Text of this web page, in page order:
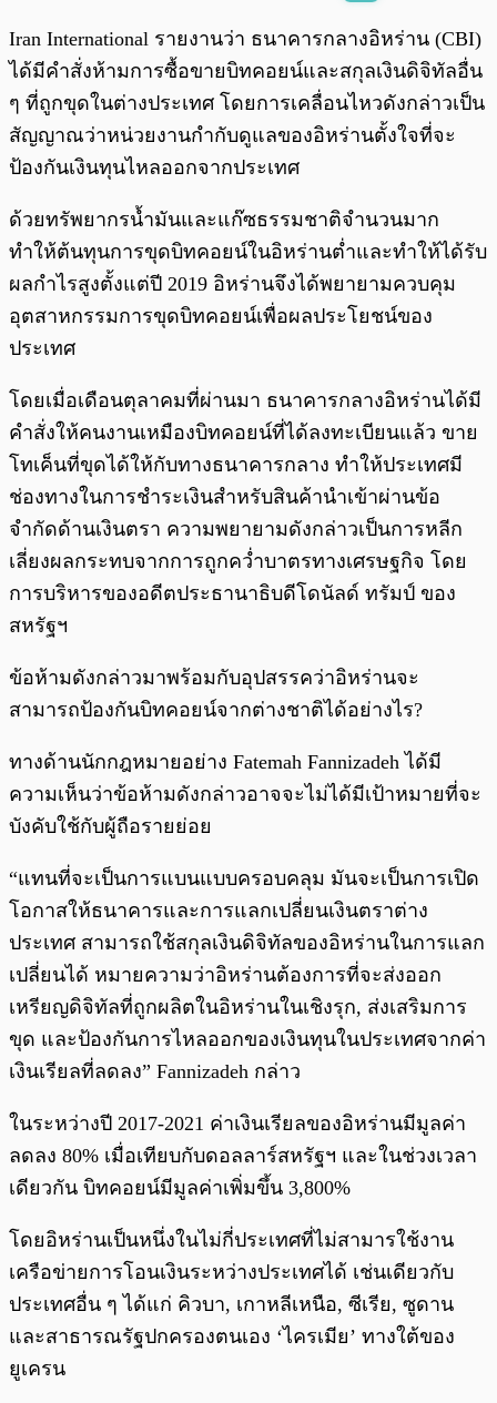
0:00 /
Iran International รายงานว่า ธนาคารกลางอิหร่าน (CBI)
ได้มีคำสั่งห้ามการซื้อขายบิทคอยน์และสกุลเงินดิจิทัลอื่น
ๆ ที่ถูกขุดในต่างประเทศ โดยการเคลื่อนไหวดังกล่าวเป็น
สัญญาณว่าหน่วยงานกำกับดูแลของอิหร่านตั้งใจที่จะ
ป้องกันเงินทุนไหลออกจากประเทศ
ด้วยทรัพยากรน้ำมันและแก๊ซธรรมชาติจำนวนมาก
ทำให้ต้นทุนการขุดบิทคอยน์ในอิหร่านต่ำและทำให้ได้รับ
ผลกำไรสูงตั้งแต่ปี 2019 อิหร่านจึงได้พยายามควบคุม
อุตสาหกรรมการขุดบิทคอยน์เพื่อผลประโยชน์ของ
ประเทศ
โดยเมื่อเดือนตุลาคมที่ผ่านมา ธนาคารกลางอิหร่านได้มี
คำสั่งให้คนงานเหมืองบิทคอยน์ที่ได้ลงทะเบียนแล้ว ขาย
โทเค็นที่ขุดได้ให้กับทางธนาคารกลาง ทำให้ประเทศมี
ช่องทางในการชำระเงินสำหรับสินค้านำเข้าผ่านข้อ
จำกัดด้านเงินตรา ความพยายามดังกล่าวเป็นการหลีก
เลี่ยงผลกระทบจากการถูกคว่ำบาตรทางเศรษฐกิจ โดย
การบริหารของอดีตประธานาธิบดีโดนัลด์ ทรัมป์ ของ
สหรัฐฯ
ข้อห้ามดังกล่าวมาพร้อมกับอุปสรรคว่าอิหร่านจะ
สามารถป้องกันบิทคอยน์จากต่างชาติได้อย่างไร?
ทางด้านนักกฎหมายอย่าง Fatemah Fannizadeh ได้มี
ความเห็นว่าข้อห้ามดังกล่าวอาจจะไม่ได้มีเป้าหมายที่จะ
บังคับใช้กับผู้ถือรายย่อย
“แทนที่จะเป็นการแบนแบบครอบคลุม มันจะเป็นการเปิด
โอกาสให้ธนาคารและการแลกเปลี่ยนเงินตราต่าง
ประเทศ สามารถใช้สกุลเงินดิจิทัลของอิหร่านในการแลก
เปลี่ยนได้ หมายความว่าอิหร่านต้องการที่จะส่งออก
เหรียญดิจิทัลที่ถูกผลิตในอิหร่านในเชิงรุก, ส่งเสริมการ
ขุด และป้องกันการไหลออกของเงินทุนในประเทศจากค่า
เงินเรียลที่ลดลง” Fannizadeh กล่าว
ในระหว่างปี 2017-2021 ค่าเงินเรียลของอิหร่านมีมูลค่า
ลดลง 80% เมื่อเทียบกับดอลลาร์สหรัฐฯ และในช่วงเวลา
เดียวกัน บิทคอยน์มีมูลค่าเพิ่มขึ้น 3,800%
โดยอิหร่านเป็นหนึ่งในไม่กี่ประเทศที่ไม่สามารใช้งาน
เครือข่ายการโอนเงินระหว่างประเทศได้ เช่นเดียวกับ
ประเทศอื่น ๆ ได้แก่ คิวบา, เกาหลีเหนือ, ซีเรีย, ซูดาน
และสาธารณรัฐปกครองตนเอง ‘ไครเมีย’ ทางใต้ของ
ยูเครน